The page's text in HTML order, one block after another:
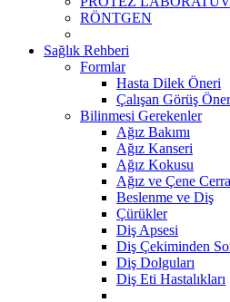
RÖNTGEN
Sağlık Rehberi
Formlar
Hasta Dilek Öneri
Çalışan Görüş
Bilinmesi Gerekenler
Ağız Bakımı
Ağız Kanseri
Ağız Kokusu
Ağız ve Çene
Beslenme ve Diş
Çürükler
Diş Apsesi
Diş Çekiminden
Diş Dolguları
Diş Eti Hastalıkları